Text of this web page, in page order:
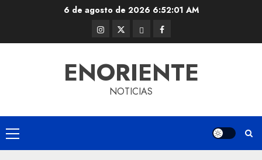
6 de agosto de 2026 6:52:01 AM
Instagram
@EnOriente
Twitter
(X)
ThreadsFacebook
ENORIENTE
NOTICIAS
Primary
Menu